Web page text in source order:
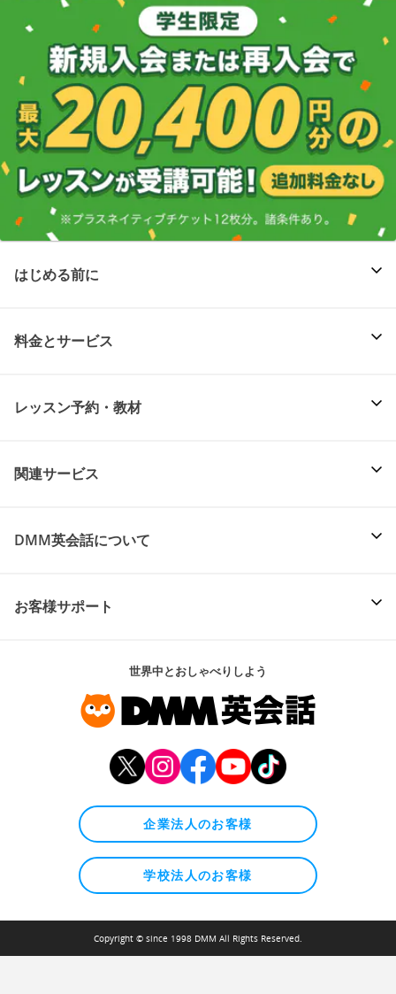
はじめる前に
料金とサービス
レッスン予約・教材
関連サービス
DMM英会話について
お客様サポート
世界中とおしゃべりしよう
企業法人のお客様
学校法人のお客様
Copyright © since 1998 DMM All Rights Reserved.